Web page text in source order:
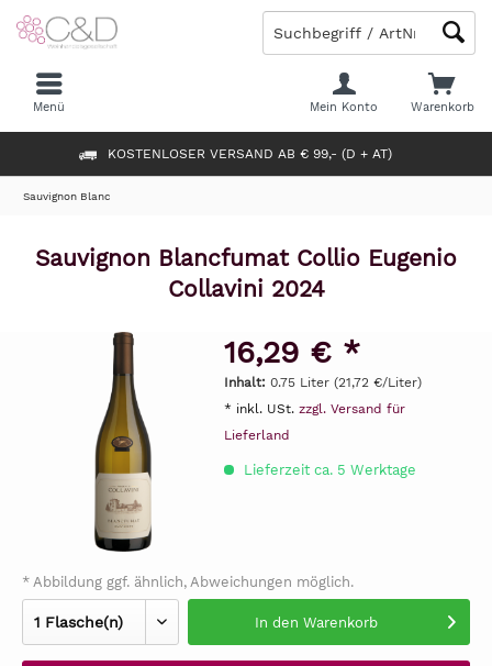
KOSTENLOSER VERSAND AB € 99,- (D + AT)
Warenkorb
Mein Konto
Menü
Sauvignon Blanc
Sauvignon Blancfumat Collio Eugenio
Collavini 2024
16,29 € *
Inhalt: 0.75 Liter (21,72 €/Liter)
* inkl. USt. zzgl. Versand für
Lieferland
Lieferzeit ca. 5 Werktage
* Abbildung ggf. ähnlich, Abweichungen möglich.
In den Warenkorb